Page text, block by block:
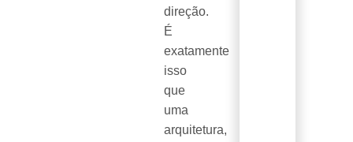
direção.
É
exatamente
isso
que
uma
arquitetura,